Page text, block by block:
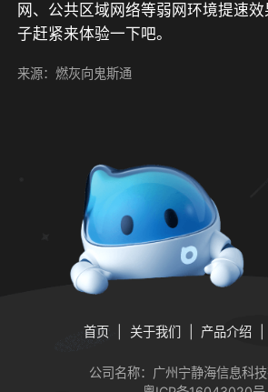
网、公共区域网络等弱网环境提速
子赶紧来体验一下吧。
来源：燃灰向鬼斯通
首页 关于我们 产品介绍
公司名称：广州宁静海信息科